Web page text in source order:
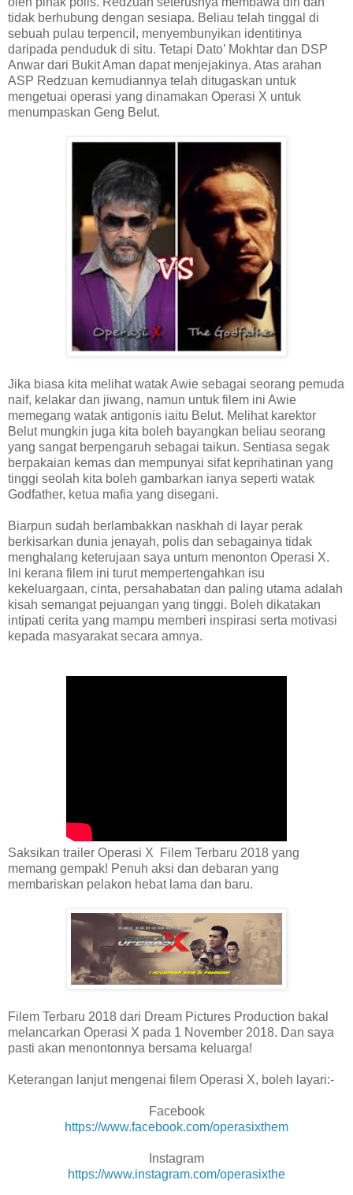
tidak berhubung dengan sesiapa. Beliau telah tinggal di
sebuah pulau terpencil, menyembunyikan identitinya
daripada penduduk di situ. Tetapi Dato’ Mokhtar dan DSP
Anwar dari Bukit Aman dapat menjejakinya. Atas arahan
ASP Redzuan kemudiannya telah ditugaskan untuk
mengetuai operasi yang dinamakan Operasi X untuk
menumpaskan Geng Belut.
Jika biasa kita melihat watak Awie sebagai seorang pemuda
naif, kelakar dan jiwang, namun untuk filem ini Awie
memegang watak antigonis iaitu Belut. Melihat karektor
Belut mungkin juga kita boleh bayangkan beliau seorang
yang sangat berpengaruh sebagai taikun. Sentiasa segak
berpakaian kemas dan mempunyai sifat keprihatinan yang
tinggi seolah kita boleh gambarkan ianya seperti watak
Godfather, ketua mafia yang disegani.
Biarpun sudah berlambakkan naskhah di layar perak
berkisarkan dunia jenayah, polis dan sebagainya tidak
menghalang keterujaan saya untum menonton Operasi X.
Ini kerana filem ini turut mempertengahkan isu
kekeluargaan, cinta, persahabatan dan paling utama adalah
kisah semangat pejuangan yang tinggi. Boleh dikatakan
intipati cerita yang mampu memberi inspirasi serta motivasi
kepada masyarakat secara amnya.
Saksikan trailer Operasi X Filem Terbaru 2018 yang
memang gempak! Penuh aksi dan debaran yang
membariskan pelakon hebat lama dan baru.
Filem Terbaru 2018 dari Dream Pictures Production bakal
melancarkan Operasi X pada 1 November 2018. Dan saya
pasti akan menontonnya bersama keluarga!
Keterangan lanjut mengenai filem Operasi X, boleh layari:-
Facebook
https://www.facebook.com/operasixthem
Instagram
https://www.instagram.com/operasixthe